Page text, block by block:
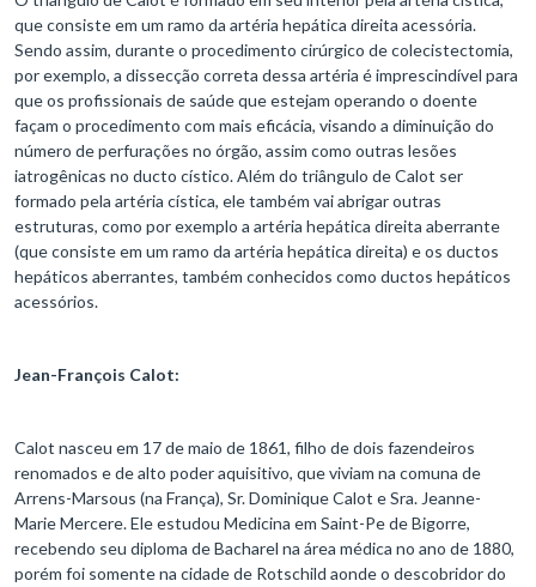
que consiste em um ramo da artéria hepática direita acessória.
Sendo assim, durante o procedimento cirúrgico de colecistectomia,
por exemplo, a dissecção correta dessa artéria é imprescindível para
que os profissionais de saúde que estejam operando o doente
façam o procedimento com mais eficácia, visando a diminuição do
número de perfurações no órgão, assim como outras lesões
iatrogênicas no ducto cístico. Além do triângulo de Calot ser
formado pela artéria cística, ele também vai abrigar outras
estruturas, como por exemplo a artéria hepática direita aberrante
(que consiste em um ramo da artéria hepática direita) e os ductos
hepáticos aberrantes, também conhecidos como ductos hepáticos
acessórios.
Jean-François Calot:
Calot nasceu em 17 de maio de 1861, filho de dois fazendeiros
renomados e de alto poder aquisitivo, que viviam na comuna de
Arrens-Marsous (na França), Sr. Dominique Calot e Sra. Jeanne-
Marie Mercere. Ele estudou Medicina em Saint-Pe de Bigorre,
recebendo seu diploma de Bacharel na área médica no ano de 1880,
porém foi somente na cidade de Rotschild aonde o descobridor do